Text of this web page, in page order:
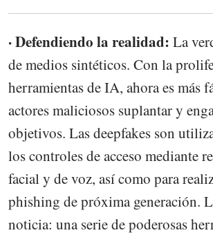
· Defendiendo la realidad: La
de medios sintéticos. Con la
herramientas de IA, ahora es más
actores maliciosos suplantar y
objetivos. Las deepfakes son
los controles de acceso mediante
facial y de voz, así como para
phishing de próxima generación.
noticia: una serie de poderosas